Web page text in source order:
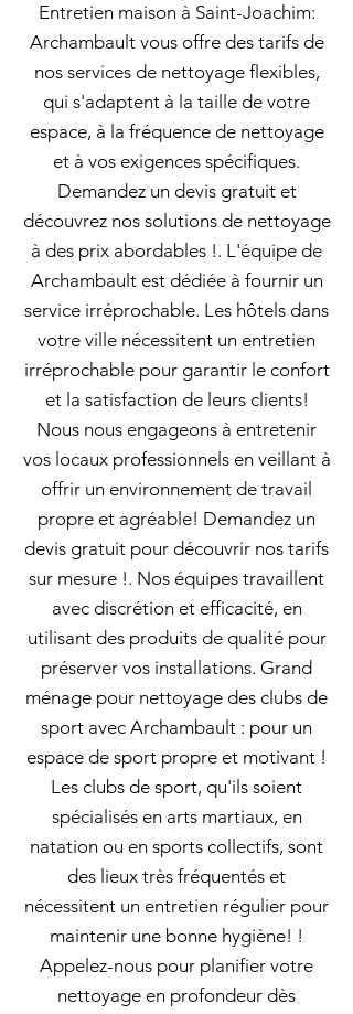
Entretien maison à Saint-Joachim:
Archambault vous offre des tarifs de
nos services de nettoyage flexibles,
qui s'adaptent à la taille de votre
espace, à la fréquence de nettoyage
et à vos exigences spécifiques.
Demandez un devis gratuit et
découvrez nos solutions de nettoyage
à des prix abordables !. L'équipe de
Archambault est dédiée à fournir un
service irréprochable. Les hôtels dans
votre ville nécessitent un entretien
irréprochable pour garantir le confort
et la satisfaction de leurs clients!
Nous nous engageons à entretenir
vos locaux professionnels en veillant à
offrir un environnement de travail
propre et agréable! Demandez un
devis gratuit pour découvrir nos tarifs
sur mesure !. Nos équipes travaillent
avec discrétion et efficacité, en
utilisant des produits de qualité pour
préserver vos installations. Grand
ménage pour nettoyage des clubs de
sport avec Archambault : pour un
espace de sport propre et motivant !
Les clubs de sport, qu'ils soient
spécialisés en arts martiaux, en
natation ou en sports collectifs, sont
des lieux très fréquentés et
nécessitent un entretien régulier pour
maintenir une bonne hygiène! !
Appelez-nous pour planifier votre
nettoyage en profondeur dès